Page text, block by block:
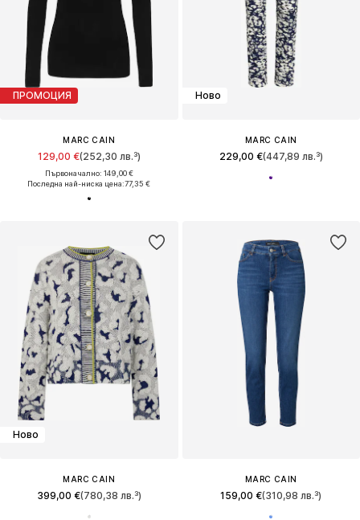
ПРОМОЦИЯ
MARC CAIN
129,00 €(252,30 лв.³)
Първоначално: 149,00 €
Последна най-ниска цена:77,35 €
Ново
MARC CAIN
229,00 €(447,89 лв.³)
Ново
MARC CAIN
399,00 €(780,38 лв.³)
MARC CAIN
159,00 €(310,98 лв.³)